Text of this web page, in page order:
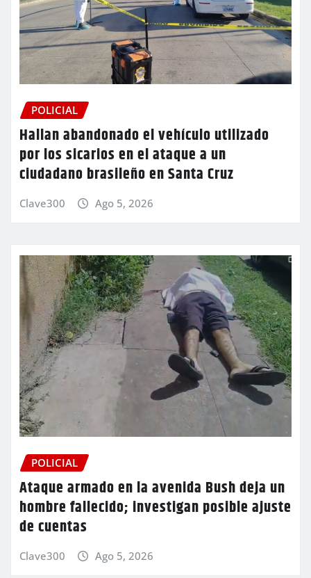
POLICIAL
Hallan abandonado el vehículo utilizado
por los sicarios en el ataque a un
ciudadano brasileño en Santa Cruz
Clave300 Ago 5, 2026
POLICIAL
Ataque armado en la avenida Bush deja un
hombre fallecido; investigan posible ajuste
de cuentas
Clave300 Ago 5, 2026